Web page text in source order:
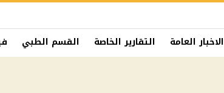
الاخبار العامة التقارير الخاصة القسم الطبي